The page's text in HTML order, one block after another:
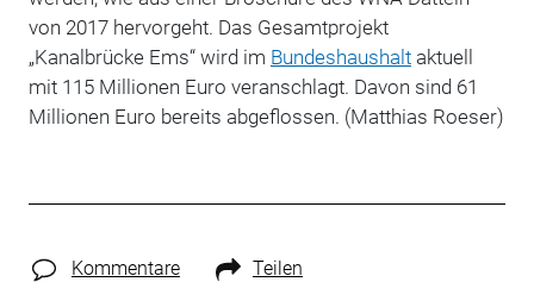
von 2017 hervorgeht. Das Gesamtprojekt
„Kanalbrücke Ems“ wird im Bundeshaushaltaktuell
mit 115 Millionen Euro veranschlagt. Davon sind 61
Millionen Euro bereits abgeflossen. (Matthias Roeser)
Kommentare Teilen